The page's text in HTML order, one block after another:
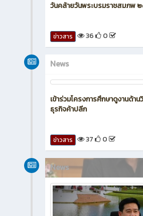
เข้าร่วมกิจกรรมจิตอาสาบำเพ็ญ
เฉลิมพระเกียรติ พระบาทสมเด็จพ
วันคล้ายวันพระบรมราชสมภพ
ข่าวสาร
News